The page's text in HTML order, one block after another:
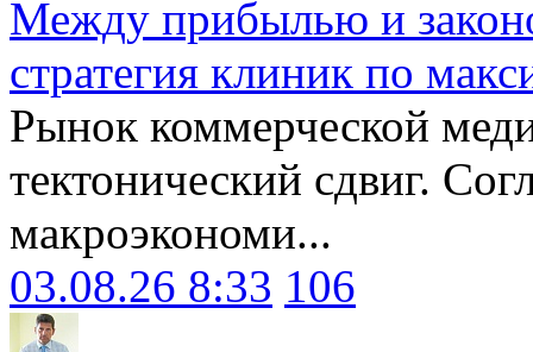
Между прибылью и
стратегия клиник по
Рынок коммерческой
тектонический сдвиг.
макроэкономи...
03.08.26 8:33 106